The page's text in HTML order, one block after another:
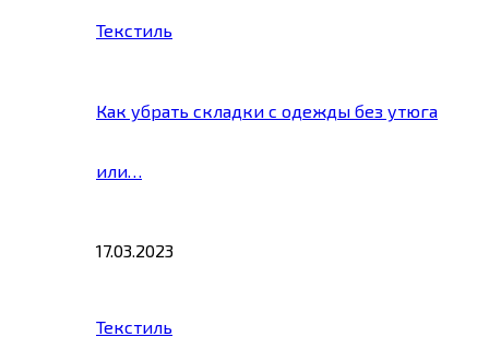
Текстиль
Как убрать складки с одежды без утюга
или…
17.03.2023
Текстиль